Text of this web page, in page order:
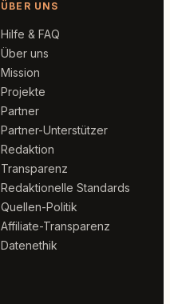
ÜBER UNS
Hilfe & FAQ
Über uns
Mission
Projekte
Partner
Partner-Unterstützer
Redaktion
Transparenz
Redaktionelle Standards
Quellen-Politik
Affiliate-Transparenz
Datenethik